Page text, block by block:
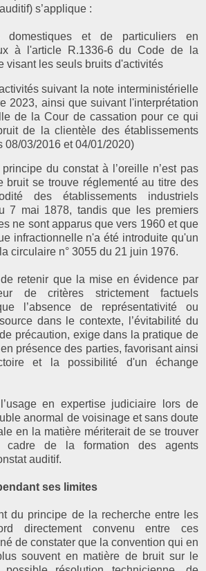
s’applique :
et de particuliers en
à l'article R.1336-6 du Code de la
visant les seuls bruits d'activités
suivant la note interministérielle
2023, ainsi que suivant l'interprétation
de la Cour de cassation pour ce qui
de la clientèle des établissements
08/03/2016 et 04/01/2020)
du constat à l’oreille n’est pas
bruit se trouve réglementé au titre des
des établissements industriels
7 mai 1878, tandis que les premiers
ne sont apparus que vers 1960 et que
infractionnelle n'a été introduite qu'un
circulaire n° 3055 du 21 juin 1976.
de retenir que la mise en évidence par
de critères strictement factuels
l’absence de représentativité ou
dans le contexte, l’évitabilité du
précaution, exige dans la pratique de
présence des parties, favorisant ainsi
et la possibilité d'un échange
en expertise judiciaire lors de
anormal de voisinage et sans doute
en la matière mériterait de se trouver
cadre de la formation des agents
auditif.
ses limites
du principe de la recherche entre les
directement convenu entre ces
de constater que la convention qui en
souvent en matière de bruit sur le